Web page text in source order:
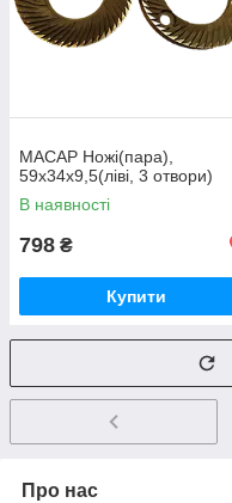
MACAP Ножі(пара),
59x34x9,5(ліві, 3 отвори)
В наявності
798 ₴
Купити
Про нас